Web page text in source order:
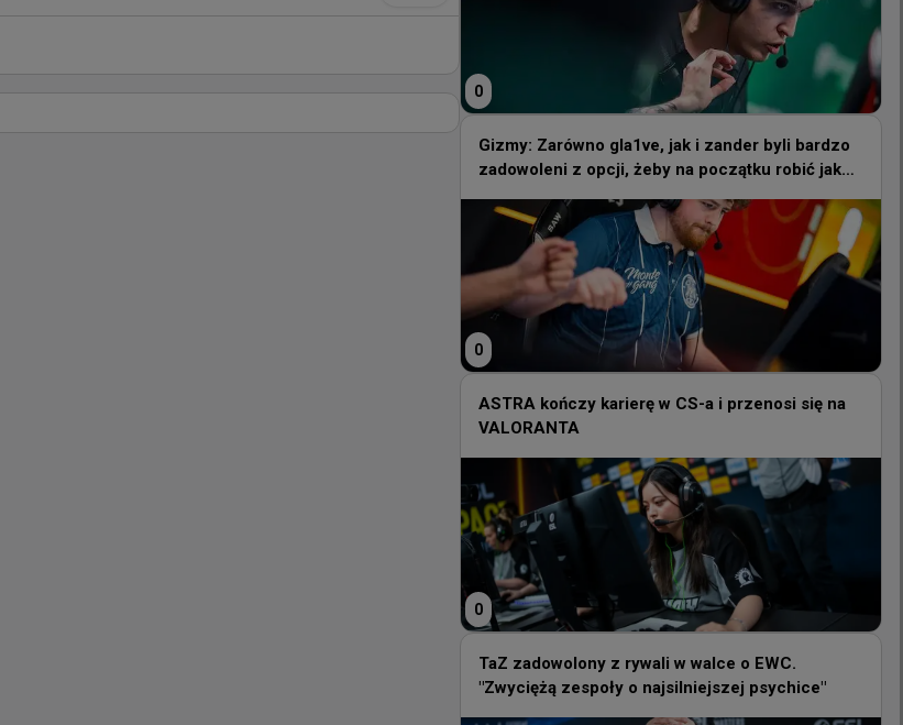
Gizmy: Zarówno gla1ve, jak i zander byli bardzo
najwięcej rzeczy po mojemu
0
ASTRA kończy karierę w CS-a i przenosi się na
VALORANTA
TaZ zadowolony z rywali w walce o EWC.
0
Gizmy: Zarówno gla1ve, jak i zander byli bardzo
zadowoleni z opcji, żeby na początku robić jak
0
ASTRA kończy karierę w CS-a i przenosi się na
VALORANTA
0
TaZ zadowolony z rywali w walce o EWC.
"Zwyciężą zespoły o najsilniejszej psychice"